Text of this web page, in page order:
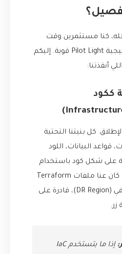
كنا مستثمرين وقت
وجهد في بناء استراتيجية Pilot Light قوية. إليكم
أنقذتنا:
ككود
كل بنيتنا التحتية
قواعد البيانات، اللود
على شكل كود باستخدام
أداة مثل Terraform. كان عنا ملفات Terraform
جاهزة لمنطقة التعافي (DR Region)، قادرة على
إذا ما بتستخدم IaC